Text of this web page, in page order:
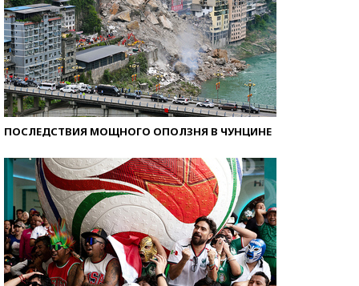
ПОСЛЕДСТВИЯ МОЩНОГО ОПОЛЗНЯ В ЧУНЦИНЕ